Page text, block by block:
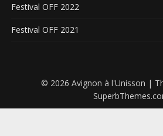
Festival OFF 2022
Festival OFF 2021
© 2026 Avignon à l'Unisson |